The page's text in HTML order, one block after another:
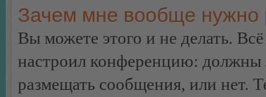
Зачем мне вообще нужно
Вы можете этого и не делать.
настроил конференцию: должны
размещать сообщения, или нет.